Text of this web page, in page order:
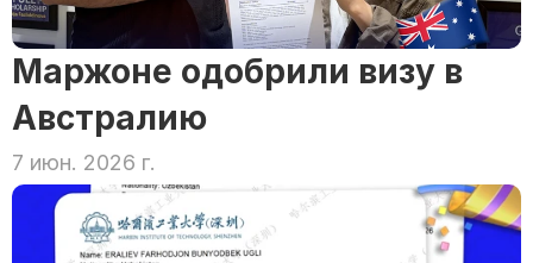
Маржоне одобрили визу в
Австралию
7 июн. 2026 г.